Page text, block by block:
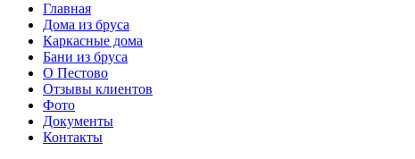
Главная
Дома из бруса
Каркасные дома
Бани из бруса
О Пестово
Отзывы клиентов
Фото
Документы
Контакты